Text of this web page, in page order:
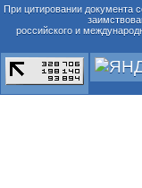
При цитировании документа
российского и